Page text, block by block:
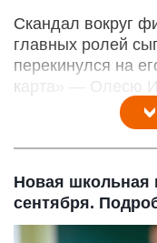
Скандал вокруг
главных ролей
перекинулся на
карта» — Олесю
Новая школьная
сентября.